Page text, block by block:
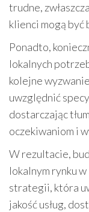
trudne,
klienci mogą
Ponadto,
lokalnych
kolejne
uwzględnić
dostarczając
oczekiwaniom i
W rezultacie,
lokalnym rynku
strategii, która
jakość usług,